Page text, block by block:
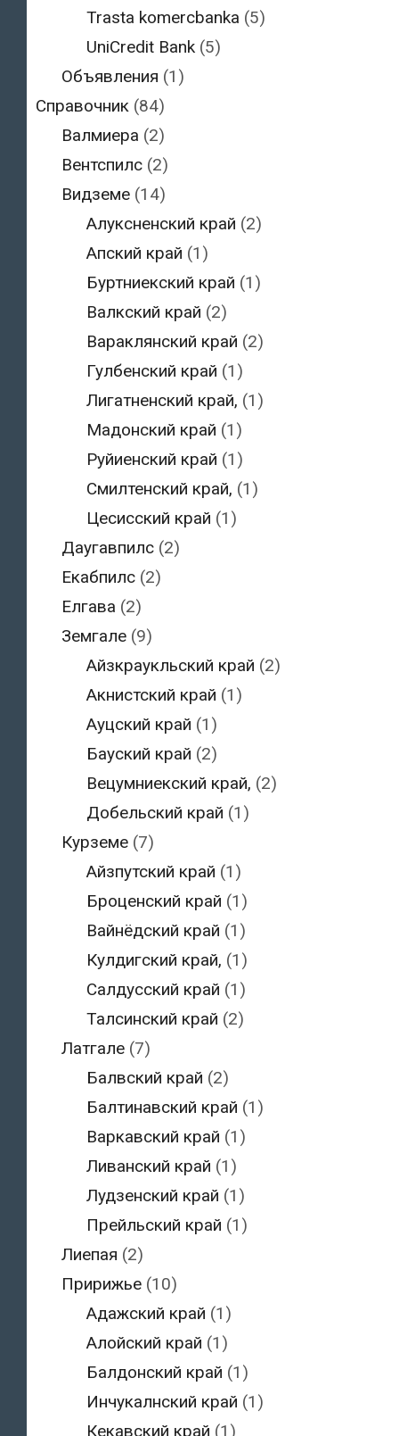
Trasta komercbanka (5)
UniCredit Bank (5)
Объявления (1)
Справочник (84)
Валмиера (2)
Вентспилс(2)
Видземе(14)
Алуксненский край (2)
Апский край (1)
Буртниекский край (1)
Валкский край (2)
Вараклянский край (2)
Гулбенский край (1)
Лигатненский край, (1)
Мадонский край (1)
Руйиенский край (1)
Смилтенский край, (1)
Цесисский край (1)
Даугавпилс(2)
Екабпилс(2)
Елгава (2)
Земгале(9)
Айзкраукльский край (2)
Акнистский край (1)
Ауцский край (1)
Бауский край (2)
Вецумниекский край, (2)
Добельский край (1)
Курземе(7)
Айзпутский край (1)
Броценский край (1)
Вайнёдский край (1)
Кулдигский край, (1)
Салдусский край (1)
Талсинский край (2)
Латгале(7)
Балвский край (2)
Балтинавский край (1)
Варкавский край (1)
Ливанский край (1)
Лудзенский край (1)
Прейльский край (1)
Лиепая (2)
Пририжье(10)
Адажский край (1)
Алойский край (1)
Балдонский край (1)
Инчукалнский край (1)
Кекавский край (1)